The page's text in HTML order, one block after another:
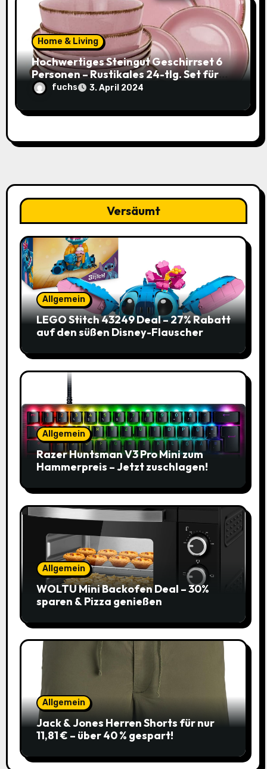
Home & Living
Hochwertiges Steingut Geschirrset 6
Personen – Rustikales 24-tlg. Set für
nur 49,95€ statt 119,95€
fuchs 3. April 2024
Versäumt
Allgemein
LEGO Stitch 43249 Deal – 27% Rabatt
auf den süßen Disney-Flauscher
Allgemein
Razer Huntsman V3 Pro Mini zum
Hammerpreis – Jetzt zuschlagen!
Allgemein
WOLTU Mini Backofen Deal – 30%
sparen & Pizza genießen
Allgemein
Jack & Jones Herren Shorts für nur
11,81 € – über 40 % gespart!